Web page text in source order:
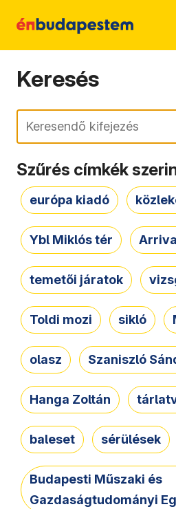
Keresés
Keresés
Szűrés címkék
európa kiadó
Ybl Miklós tér
temetői járatok
Toldi mozi sikló
olasz Szaniszló
Hanga Zoltán
baleset sérülések
Budapesti Műszaki és
Gazdaságtudományi